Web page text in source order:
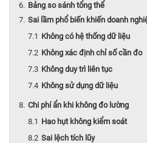
Bảng so sánh tổng thể
Sai lầm phổ biến khiến doanh
Không có hệ thống dữ liệu
Không xác định chỉ số cần đo
Không duy trì liên tục
Không sử dụng dữ liệu
Chi phí ẩn khi không đo lường
Hao hụt không kiểm soát
Sai lệch tích lũy